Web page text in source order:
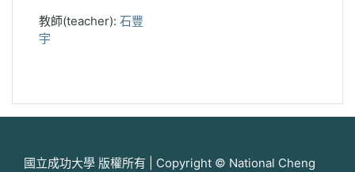
教師(teacher): 石豐
宇
國立成功大學 版權所有 | Copyright © National Cheng